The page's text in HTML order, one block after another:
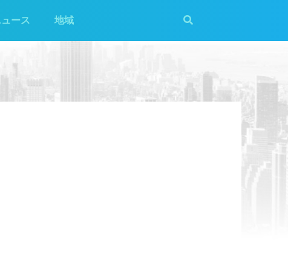
ース 地域